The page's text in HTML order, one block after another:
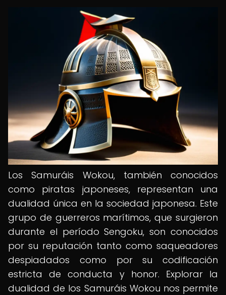
Los Samuráis Wokou, también conocidos
como piratas japoneses, representan una
dualidad única en la sociedad japonesa. Este
grupo de guerreros marítimos, que surgieron
durante el período Sengoku, son conocidos
por su reputación tanto como saqueadores
despiadados como por su codificación
estricta de conducta y honor. Explorar la
dualidad de los Samuráis Wokou nos permite